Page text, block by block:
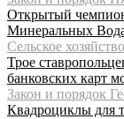
Открытый
Минеральных
Сельское хозяйство
Трое
банковских карт
Закон и порядок
Квадроциклы для